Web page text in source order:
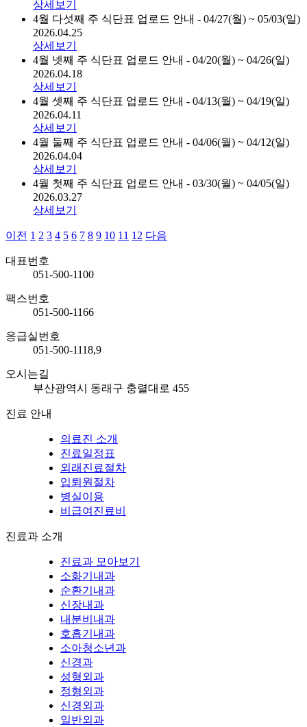
상세보기
4월 다섯째 주 식단표 업로드 안내 - 04/27(월) ~ 05/03(일)
2026.04.25
상세보기
4월 넷째 주 식단표 업로드 안내 - 04/20(월) ~ 04/26(일)
2026.04.18
상세보기
4월 셋째 주 식단표 업로드 안내 - 04/13(월) ~ 04/19(일)
2026.04.11
상세보기
4월 둘째 주 식단표 업로드 안내 - 04/06(월) ~ 04/12(일)
2026.04.04
상세보기
4월 첫째 주 식단표 업로드 안내 - 03/30(월) ~ 04/05(일)
2026.03.27
상세보기
이전 1 2 3 4 5 6 7 8 9 10 11 12 다음
대표번호
051-500-1100
팩스번호
051-500-1166
응급실번호
051-500-1118,9
오시는길
부산광역시 동래구 충렬대로 455
진료 안내
의료진 소개
진료일정표
외래진료절차
입퇴원절차
병실이용
비급여진료비
진료과 소개
진료과 모아보기
소화기내과
순환기내과
신장내과
내분비내과
호흡기내과
소아청소년과
신경과
성형외과
정형외과
신경외과
일반외과